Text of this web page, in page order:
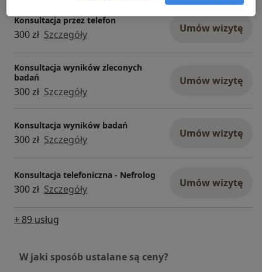
Konsultacja przez telefon
300 zł Szczegóły Umów wizytę
Konsultacja wyników zleconych
badań
300 zł Szczegóły
Umów wizytę
Konsultacja wyników badań
300 zł Szczegóły Umów wizytę
Konsultacja telefoniczna - Nefrolog
300 zł Szczegóły Umów wizytę
+ 89 usług
W jaki sposób ustalane są ceny?